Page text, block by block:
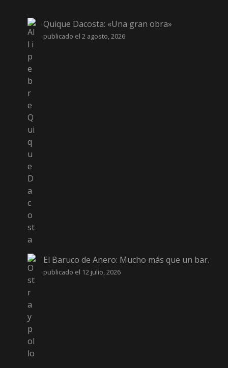
Quique Dacosta: «Una gran obra»
publicado el 2 agosto, 2026
El Baruco de Anero: Mucho más que un bar.
publicado el 12 julio, 2026